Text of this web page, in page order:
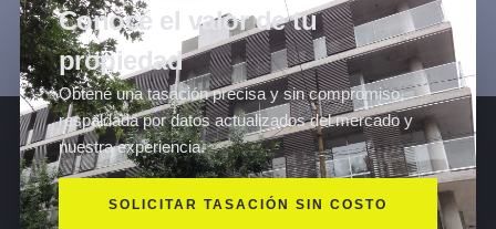
Conocé el valor de tu
propiedad
Obtené una tasación precisa y sin compromiso,
respaldada por datos actualizados del mercado y
nuestra experiencia.
SOLICITAR TASACIÓN SIN COSTO